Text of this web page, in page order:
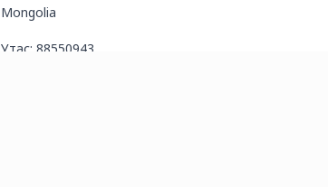
Mongolia
Утас: 88550943